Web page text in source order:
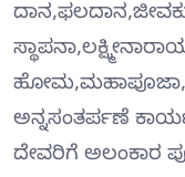
ಅನ್ನಸಂತರ್ಪಣೆ
ದೇವರಿಗೆ ಅಲಂಕಾರ